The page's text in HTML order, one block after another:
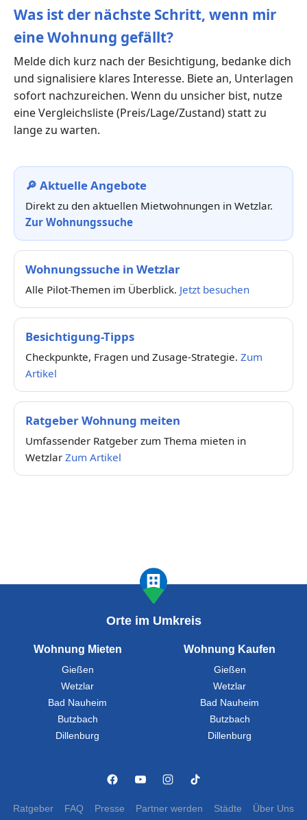
Was ist der nächste Schritt, wenn mir
eine Wohnung gefällt?
Melde dich kurz nach der Besichtigung, bedanke dich
und signalisiere klares Interesse. Biete an, Unterlagen
sofort nachzureichen. Wenn du unsicher bist, nutze
eine Vergleichsliste (Preis/Lage/Zustand) statt zu
lange zu warten.
🔎 Aktuelle Angebote
Direkt zu den aktuellen Mietwohnungen in Wetzlar.
Zur Wohnungssuche
Wohnungssuche in Wetzlar
Alle Pilot-Themen im Überblick. Jetzt besuchen
Besichtigung-Tipps
Checkpunkte, Fragen und Zusage-Strategie. Zum
Artikel
Ratgeber Wohnung meiten
Umfassender Ratgeber zum Thema mieten in
Wetzlar Zum Artikel
Orte im Umkreis
Wohnung Mieten
Gießen
Wetzlar
Bad Nauheim
Butzbach
Dillenburg
Wohnung Kaufen
Gießen
Wetzlar
Bad Nauheim
Butzbach
Dillenburg
Ratgeber FAQ Presse Partner werden Städte Über Uns